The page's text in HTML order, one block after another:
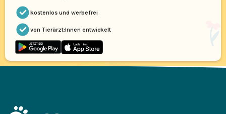
kostenlos und werbefrei
von Tierärzt:Innen entwickelt